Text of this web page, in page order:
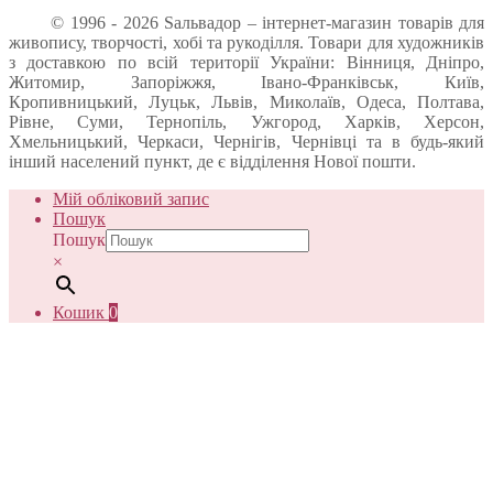
© 1996 - 2026 Sальвадор – інтернет-магазин товарів для
живопису, творчості, хобі та рукоділля. Товари для художників
з доставкою по всій території України: Вінниця, Дніпро,
Житомир, Запоріжжя, Івано-Франківськ, Київ,
Кропивницький, Луцьк, Львів, Миколаїв, Одеса, Полтава,
Рівне, Суми, Тернопіль, Ужгород, Харків, Херсон,
Хмельницький, Черкаси, Чернігів, Чернівці та в будь-який
інший населений пункт, де є відділення Нової пошти.
Мій обліковий запис
Пошук
Пошук
×
Кошик 0